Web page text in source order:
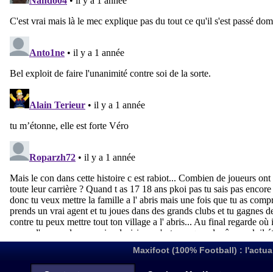
Maxifoot (100% Football) :